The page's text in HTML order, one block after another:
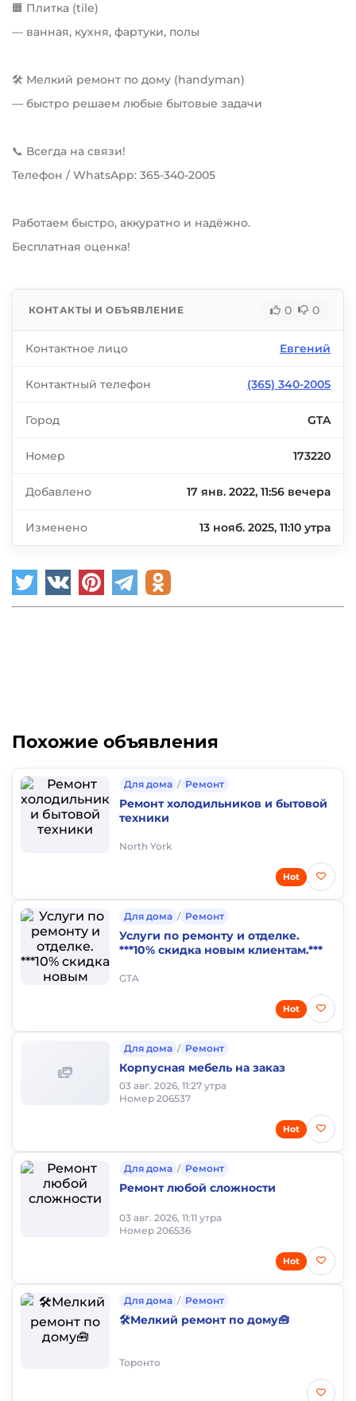
🟧 Плитка (tile)
— ванная, кухня, фартуки, полы
🛠 Мелкий ремонт по дому (handyman)
— быстро решаем любые бытовые задачи
📞 Всегда на связи!
Телефон / WhatsApp: 365-340-2005
Работаем быстро, аккуратно и надёжно.
Бесплатная оценка!
КОНТАКТЫ И ОБЪЯВЛЕНИЕ 0 0
Контактное лицо Евгений
Контактный телефон (365) 340-2005
Город GTA
Номер 173220
Добавлено 17 янв. 2022, 11:56 вечера
Изменено 13 нояб. 2025, 11:10 утра
Похожие объявления
Для дома / Ремонт
Ремонт холодильников и бытовой
техники
North York
Hot
Для дома / Ремонт
Услуги по ремонту и отделке.
***10% скидка новым клиентам.***
GTA
Hot
Для дома / Ремонт
Корпусная мебель на заказ
03 авг. 2026, 11:27 утра
Номер 206537
Hot
Для дома / Ремонт
Ремонт любой сложности
03 авг. 2026, 11:11 утра
Номер 206536
Hot
Для дома / Ремонт
🛠️Мелкий ремонт по дому🧰
Торонто